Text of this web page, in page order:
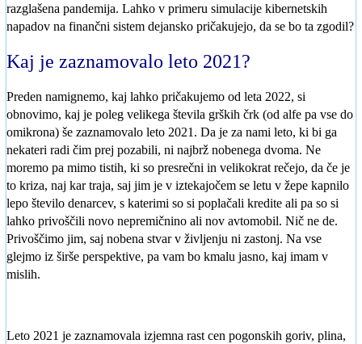
razglašena pandemija. Lahko v primeru simulacije kibernetskih
napadov na finančni sistem dejansko pričakujejo, da se bo ta zgodil?
Kaj je zaznamovalo leto 2021?
Preden namignemo, kaj lahko pričakujemo od leta 2022, si
obnovimo, kaj je poleg velikega števila grških črk (od alfe pa vse do
omikrona) še zaznamovalo leto 2021. Da je za nami leto, ki bi ga
nekateri radi čim prej pozabili, ni najbrž nobenega dvoma. Ne
moremo pa mimo tistih, ki so presrečni in velikokrat rečejo, da če je
to kriza, naj kar traja, saj jim je v iztekajočem se letu v žepe kapnilo
lepo število denarcev, s katerimi so si poplačali kredite ali pa so si
lahko privoščili novo nepremičnino ali nov avtomobil. Nič ne de.
Privoščimo jim, saj nobena stvar v življenju ni zastonj. Na vse
glejmo iz širše perspektive, pa vam bo kmalu jasno, kaj imam v
mislih.
Leto 2021 je zaznamovala izjemna rast cen pogonskih goriv, plina,